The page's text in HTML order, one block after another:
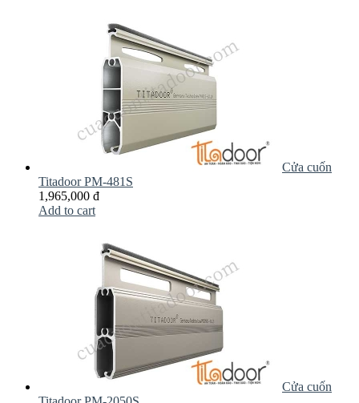
Cửa cuốn
Titadoor PM-481S
1,965,000 đ
Add to cart
Cửa cuốn